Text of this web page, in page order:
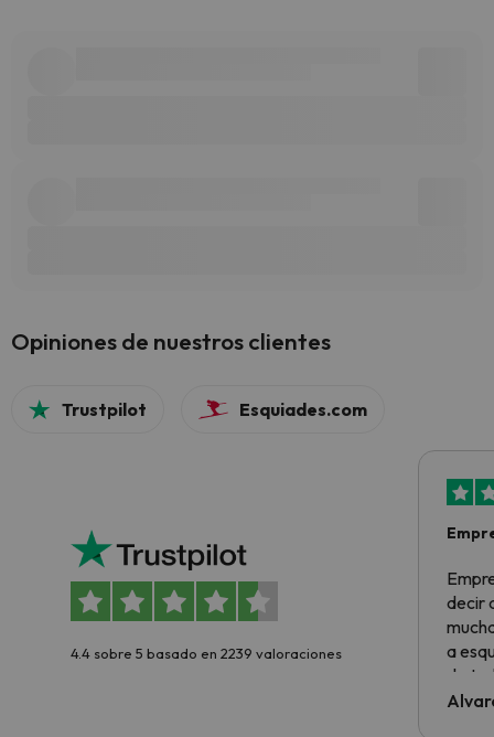
Opiniones de nuestros clientes
Trustpilot Esquiades.com
4.4 sobre 5 basado en 2239 valoraciones
decir
a
de
al